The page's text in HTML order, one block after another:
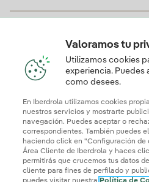
Plan Online?
¿Cuál es el precio de
Valoramos tu
Utilizamos cookies
experiencia. Puedes
como desees.
En Iberdrola utilizamos cookies
nuestros servicios y mostrarte
navegación. Puedes aceptar o
correspondientes. También puedes
haciendo click en "Configuración de
Área Cliente de Iberdrola y haces
permitirás que crucemos tus datos
cliente para fines de perfilado y